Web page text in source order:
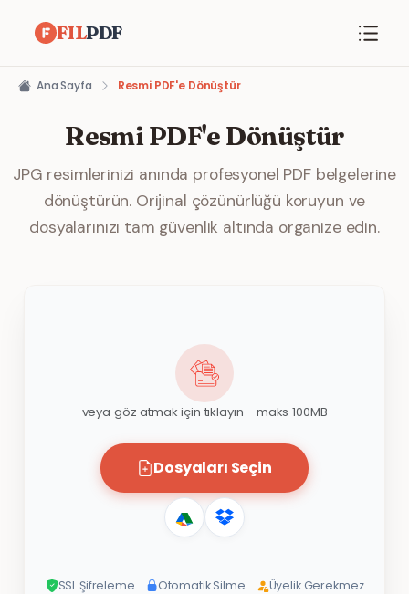
FILPDF
Ana Sayfa Resmi PDF'e Dönüştür
Resmi PDF'e Dönüştür
JPG resimlerinizi anında profesyonel PDF belgelerine
dönüştürün. Orijinal çözünürlüğü koruyun ve
dosyalarınızı tam güvenlik altında organize edin.
veya göz atmak için tıklayın - maks 100MB
Dosyaları Seçin
SSL Şifreleme Otomatik Silme Üyelik Gerekmez